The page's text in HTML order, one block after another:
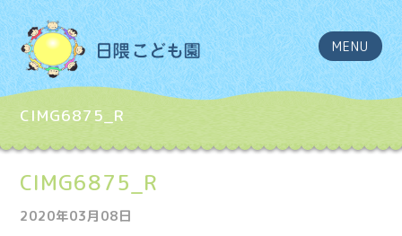
MENU
CIMG6875_R
CIMG6875_R
2020年03月08日